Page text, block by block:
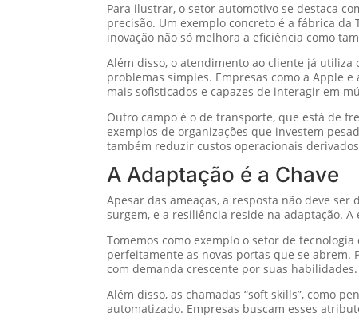
Para ilustrar, o setor automotivo se destaca
precisão. Um exemplo concreto é a fábrica
inovação não só melhora a eficiência como
Além disso, o atendimento ao cliente já
problemas simples. Empresas como a Apple
mais sofisticados e capazes de interagir em
Outro campo é o de transporte, que está de
exemplos de organizações que investem
também reduzir custos operacionais
A Adaptação é a Chave
Apesar das ameaças, a resposta não deve
surgem, e a resiliência reside na adaptação.
Tomemos como exemplo o setor de
perfeitamente as novas portas que se abrem.
com demanda crescente por suas habilidades.
Além disso, as chamadas “soft skills”, como
automatizado. Empresas buscam esses